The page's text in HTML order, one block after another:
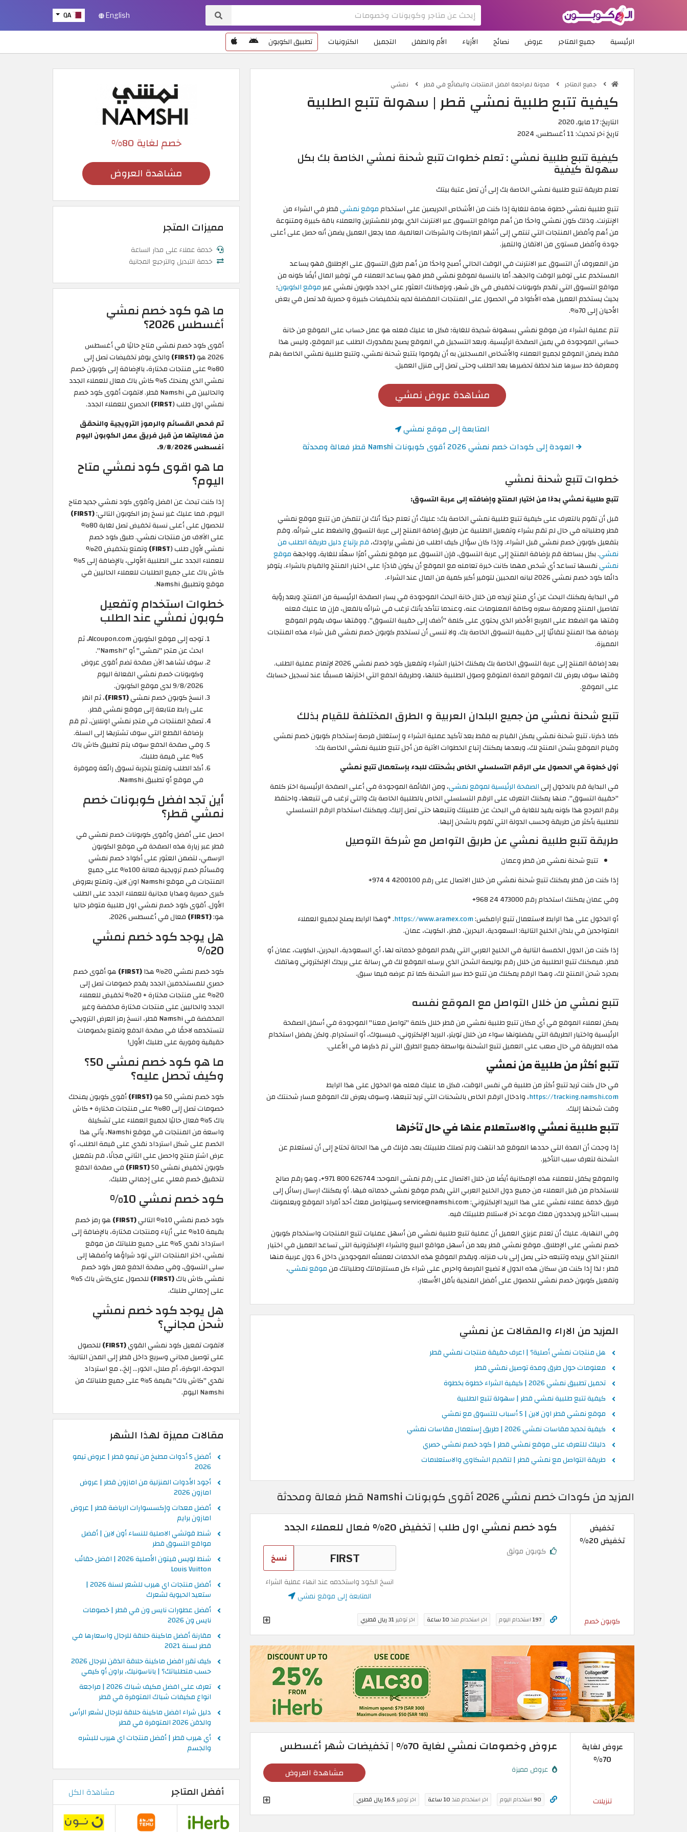
QA English
الرئيسية جميع المتاجر عروض نصائح الأزياء الأم والطفل التجميل الكترونيات تطبيق الكوبون
جميع المتاجر مدونة لمراجعة افضل المنتجات والبضائع في قطر نمشي
كيفية تتبع طلبية نمشي قطر | سهولة تتبع الطلبية
التاريخ:17 مايو, 2020
تاريخ آخر تحديث:11 أغسطس, 2024
كيفية تتبع طلبية نمشي : تعلم خطوات تتبع شحنة نمشي الخاصة بك بكل
سهولة كيفية
تعلم طريقة تتبع طلبية نمشي الخاصة بك إلى أن تصل عتبة بيتك
تتبع طلبية نمشي خطوة هامة للغاية إذا كنت من الأشخاص الحريصين على استخدامموقع نمشيقطر في الشراء من
الإنترنت. وذلك كون نمشي واحدًا من أهم مواقع التسوق عبر الانترنت الذي يوفر للمشترين والعملاء باقة كبيرة ومتنوعة
من أهم وأفضل المنتجات التي تنتمي إلى أشهر الماركات والشركات العالمية. مما يجعل العميل يضمن أنه حصل على أعلى
جودة وأفضل مستوى من الاتقان والتميز.
من المعروف أن التسوق عبر الانترنت في الوقت الحالي أصبح واحدًا من أهم طرق التسوق على الإطلاق فهو يساعد
المستخدم على توفير الوقت والجهد. أما بالنسبة لموقع نمشي قطر فهو يساعد العملاء في توفير المال أيضًا كونه من
مواقع التسوق التي تقدم كوبونات تخفيض في كل شهر، وبإمكانك العثور على اجدد كوبون نمشي عبرموقع الكوبون؛
بحيث يستخدم العميل هذه الأكواد في الحصول على المنتجات المفضلة لديه بتخفيضات كبيرة و حصرية قد تصل في بعض
الأحيان إلى 70%.
تتم عملية الشراء من موقع نمشي بسهولة شديدة للغاية؛ فكل ما عليك فعله هو عمل حساب على الموقع من خانة
حسابي الموجودة في يمين الصفحة الرئيسية. وبعد التسجيل في الموقع يصبح بمقدورك الطلب عبر الموقع، وليس هذا
فقط يضمن الموقع لجميع العملاء والأشخاص المسجلين به أن يقوموا بتتبع شحنة نمشي، وتتبع طلبية نمشي الخاصة بهم
ومعرفة خط سيرها منذ لحظة تحضيرها بعد الطلب وحتى تصل إلى منزل العميل.
مشاهدة عروض نمشي
المتابعة إلى موقع نمشي
العودة إلى كودات خصم نمشي 2026 أقوى كوبونات Namshi قطر فعالة ومحدثة
خطوات تتبع شحنة نمشي
تتبع طلبية نمشي بدءًا من اختيار المنتج وإضافته إلى عربة التسوق:
قبل أن تقوم بالتعرف على كيفية تتبع طلبية نمشي الخاصة بك؛ عليك أن تعلم جيدًا أنك لن تتمكن من تتبع موقع نمشي
قطر وطلباته في حال لم تقم بشراء وتفعيل الطلبية عن طريق إضافة المنتج إلى عربة التسوق والضغط على شرائه. وقم
بتفعيل كوبون خصم نمشي قبل الشراء. وإذا كان سؤال كيف اطلب من نمشي يراودك، قم بإتباع دليل طريقة الطلب من
نمشي. بكل بساطة قم بإضافة المنتج إلى عربة التسوق، فإن التسوق عبر موقع نمشي أمرًا سهلًا للغاية، وواجهةموقع
نمشينفسها تساعد أي شخص مهما كانت خبرة تعامله مع الموقع أن يكون قادرًا على اختيار المنتج والقيام بالشراء. يتوفر
دائما كود خصم نمشي 2026 لبانه المحبين لتوفير أكبر كمية من المال عند الشراء.
في البداية يمكنك البحث عن أي منتج تريده من خلال خانة البحث الموجودة في يسار الصفحة الرئيسية من المنتج. وبعد رؤية
تفاصيل المنتج ومعرفة سعره وكافة المعلومات عنه، وعندما تتأكد بأنك ترغب في شرائه بالفعل، فإن ما عليك فعله
وقتها هو الضغط على المربع الأخضر الذي يحتوي على كلمة "أضف إلى حقيبة التسوق". ووقتها سوف يقوم الموقع
بإضافة هذا المنتج تلقائيًا إلى حقيبة التسوق الخاصة بك. ولا تنسى أن تستخدم كوبون خصم نمشي قبل شراء هذه المنتجات
المميزة.
بعد إضافة المنتج إلى عربة التسوق الخاصة بك يمكنك اختيار الشراء وتفعيل كود خصم نمشي 2026 لإتمام عملية الطلب.
وقتها سوف يعرض لك الموقع المدة المتوقع وصول الطلبية خلالها، وطريقة الدفع التي اخترتها مسبقًا عند تسجيل حسابك
على الموقع.
تتبع شحنة نمشي من جميع البلدان العربية و الطرق المختلفة للقيام بذلك
كما ذكرنا، تتبع شحنة نمشي يمكن القيام به فقط بعد تأكيد عملية الشراء و إستغلال فرصة إستخدام كوبون خصم نمشي
وقيام الموقع بشحن المنتج لك، وبعدها يمكنك إتباع الخطوات الآتية من أجل تتبع طلبية نمشي الخاصة بك:
أول خطوة هي الحصول على الرقم التسلسلي الخاص بشحنتك للبدء بإستعمال تتبع نمشي
في البداية قم بالدخول إلىالصفحة الرئيسية لموقع نمشي، ومن القائمة الموجودة في أعلى الصفحة الرئيسية اختر كلمة
"حقيبة التسوق". منها يمكنك التعرف على الرقم التسلسلي الخاص بالطلبية الخاصة بك والتي ترغب في تتبعها، واحتفظ
برقم المرجع هذا كونه يفيد للغاية في البحث عن طلبيتك وتتبعها حتى تصل إليك. ويمكنك استخدام الرقم التسلسلي
للطلبية بأكثر من طريقة وحسب الدولة التي تقوم بالشحن إليها.
طريقة تتبع طلبية نمشي عن طريق التواصل مع شركة التوصيل
تتبع شحنة نمشي من قطر وعمان
إذا كنت من قطر يمكنك تتبع شحنة نمشي من خلال الاتصال على رقم 4200100 4 974+
وفي عمان يمكنك استخدام رقم 473000 24 968+
أو الدخول على هذا الرابط لاستعمال تتبع ارامكس:
. *وهذا الرابط يصلح لجميع العملاء
المتواجدين في بلدان الخليج التالية: السعودية، البحرين، قطر، الكويت، عمان.
إذا كنت من الدول الخمسة التالية في الخليج العربي التي يقدم الموقع خدماته لها، أي السعودية، البحرين، الكويت، عمان أو
قطر. فيمكنك تتبع الطلبية من خلال رقم بوليصة الشحن الذي يرسله الموقع لك في رسالة على بريدك الإلكتروني وهاتفك
بمجرد شحن المنتج لك، وهذا الرقم يمكنك من تتبع خط سير الشحنة كما تم عرضه فيما سبق.
تتبع نمشي من خلال التواصل مع الموقع نفسه
يمكن لعملاء الموقع في أي مكان تتبع طلبية نمشي من قطر خلال كلمة "تواصل معنا" الموجودة في أسفل الصفحة
الرئيسية واختيار الطريقة التي يفضلونها سواء من خلال تويتر، البريد الإلكتروني، فيسبوك، أو انستجرام. ولكن يفضل استخدام
هذه الطريقة في حال صعب على العميل تتبع الشحنة بواسطة جميع الطرق التي تم ذكرها في الأعلى.
تتبع أكثر من طلبية من نمشي
في حال كنت تريد تتبع أكثر من طلبية في نفس الوقت، فكل ما عليك فعله هو الدخول على هذا الرابط
https://tracking.namshi.com، وادخال الرقم الخاص بالشحنات التي تريد تتبعها، وسوف يعرض لك الموقع مسار شحنتك من
وقت شحنها إليك.
تتبع طلبية نمشي والاستعلام عنها في حال تأخرها
إذا وجدت أن المدة التي حددها الموقع قد انتهت ولم تصلك طلبيتك بعد، فإنك في هذا الحالة تحتاج إلى أن تستعلم عن
الشحنة لتعرف سبب التأخير.
والموقع يكفل للعملاء هذه الإمكانية أيضًا من خلال الاتصال على رقم نمشي الموحد: 626744 800 971+، وهو رقم صالح
للاستخدام من قبل العملاء من جميع دول الخليج العربي التي يقدم موقع نمشي خدماته فيها. أو يمكنك ارسال رسائل إلى
فريق خدمة عملاء نمشي على هذا البريد الإلكتروني: service@namshi.com وسيتواصل معك أحد أفراد الموقع ويعلمونك
بسبب التأخير ويحددون معك موعد آخر لاستلام طلبيتك فيه.
وفي النهاية، عليك أن تعلم عزيزي العميل أن عملية تتبع طلبية نمشي من أسهل عمليات تتبع المنتجات واستخدام كوبون
خصم نمشي على الإطلاق. موقع نمشي قطر يعد من أسهل مواقع البيع والشراء الإلكترونية التي تساعد العميل في اختيار
المنتج الذي يريده وتتبعه حتى يصل إلى باب منزله. ويقدم الموقع هذه الخدمات لعملائه الموجودين داخل 6 دول عربية منها
قطر ؛ لذا إذا كنت من سكان هذه الدول لا تضيع الفرصة واحرص على شراء كل مستلزماتك وطلباتك منموقع نمشي،
وتفعيل كوبون خصم نمشي للحصول على أفضل المنجية بأقل الأسعار.
المزيد من الاراء والمقالات عن نمشي
هل منتجات نمشي أصلية؟ | اعرف حقيقة منتجات نمشي قطر
معلومات حول طرق ومدة توصيل نمشي قطر
تحميل تطبيق نمشي 2026 | كيفية الشراء خطوة بخطوة
كيفية تتبع طلبية نمشي قطر | سهولة تتبع الطلبية
موقع نمشي قطر اون لاين | 5 أسباب للتسوق مع نمشي
كيفية تحديد مقاسات نمشي 2026 | طريق إستعمال مقاسات نمشي
دليلك للتعرف على موقع نمشي قطر | كود خصم نمشي حصري
طريقة التواصل مع نمشي قطر | لتقديم الشكاوى والاستعلامات
المزيد من كودات خصم نمشي 2026 أقوى كوبونات Namshi قطر فعالة ومحدثة
تخفيض
تخفيض 20%
كوبون خصم
كود خصم نمشي اول طلب | تخفيض 20% فعال للعملاء الجدد
كوبون موثق نسخ
انسخ الكود واستخدمه عند انهاء عملية الشراء
المتابعة إلى موقع نمشي
197استخدام اليوم اخر استخدام منذ10 ساعة اخر توفير31 ريال قطري
عروض لغاية
70%
تنزيلات
عروض وخصومات نمشي لغاية 70% | تخفيضات شهر أغسطس
عروض مميزة مشاهدة العروض
90استخدام اليوم اخر استخدام منذ10 ساعة اخر توفير16.5 ريال قطري
خصم لغاية 80%
مشاهدة العروض
مميزات المتجر
خدمة عملاء على مدار الساعة
خدمة التبديل والترجيع المجانية
ما هو كود خصم نمشي
أغسطس 2026؟
أقوى كود خصم نمشي متاح حاليًا في أغسطس
2026 هو
(FIRST)
والذي يوفر تخفيضات تصل إلى
80% على منتجات مختارة، بالإضافة إلى كوبون خصم
نمشي الذي يمنحك 5% كاش باك فعال للعملاء الجدد
والحاليين في Namshi قطر. لاتفوت أقوى كود خصم
نمشي اول طلب (FIRST) الحصري للعملاء الجدد.
تم فحص القسائم والرموز الترويجية والنحقق
من فعاليتها من قبل فريق عمل الكوبون اليوم
أغسطس 9/8/2026.
ما هو اقوى كود نمشي متاح
اليوم؟
إذا كنت تبحث عن افضل وأقوى كود نمشي جديد متاح
اليوم، فما عليك غير نسخ رمز الكوبون التالي:(FIRST)
للحصول على أعلى نسبة تخفيض تصل لغاية 80%
على الآلاف من منتجات نمشي. طبق كود خصم
نمشي لأول طلب (FIRST)
وتمتع بتخفيض 20%
للعملاء الجدد على الطلبية الأولى، بالإضافة إلى 5%
كاش باك على جميع الطلبات للعملاء الحاليين في
موقع وتطبيق Namshi.
خطوات استخدام وتفعيل
كوبون نمشي عند الطلب
توجه إلى موقع الكوبون Alcoupon.com، ثم
ابحث عن متجر "نمشي" أو "Namshi".
سوف تشاهد الآن صفحة تضم أقوى عروض
وكوبونات خصم نمشي الفعالة اليوم
9/8/2026 لدى موقع الكوبون.
انسخ كوبون خصم نمشي(FIRST)
، ثم انقر
على رابط متابعة إلى موقع نمشي قطر.
تصفح المنتجات في متجر نمشي اونلاين، ثم قم
بإضافة القطع التي سوف تشتريها إلى السلة.
وفي صفحة الدفع سوف يتم تطبيق كاش باك
5% على قيمة طلبك.
أكد الطلب وتمتع بتجربة تسوق رائعة وموفرة
في موقع أو تطبيق Namshi.
أين تجد افضل كوبونات خصم
نمشي قطر؟
احصل على أفضل وأقوى كوبونات خصم نمشي في
قطر عبر زيارة هذه الصفحة في موقع الكوبون
الرسمي، لتضمن العثور على أكواد خصم نمشي
وقسائم خصم ترويجية فعالة 100% على جميع
المنتجات في موقع Namshi اون لاين، وتمتع بعروض
كبرى حصرية وهدايا مجانية للعملاء الجدد على الطلب
الأول. أقوى كود خصم نمشي اول طلبية متوفر حاليا
هو:(FIRST) فعال في أغسطس 2026.
هل يوجد كود خصم نمشي
20%
كود خصم نمشي 20% هذا (FIRST)
هو أقوى خصم
حصري للمستخدمين الجدد يقدم خصومات تصل إلى
20% على منتجات مختارة + 20% تخفيض للعملاء
الجدد والحاليين على منتجات مختارة مخفضة وغير
المخفضة في Namshi قطر، انسخ رمز العرض الترويجي
لتستخدمه لاحقًا في صفحة الدفع وتمتع بخصومات
حقيقية وفورية على طلبك الأول!
ما هو كود خصم نمشي 50؟
وكيف تحصل عليه؟
كود خصم نمشي 50 هو (FIRST)
أقوى كوبون يمنحك
خصومات تصل إلى 80% على منتجات مختارة + كاش
باك 5% فعال حاليًا لجميع العملاء على تشكيلة
واسعة من المنتجات في موقع Namshi، يأتي هذا
الخصم على شكل استرداد نقدي على قيمة الطلب، أو
عرض اشترِ منتج واحصل على الثاني مجانًا، قم بتفعيل
كوبون تخفيض نمشي 50
(FIRST)
في صفحة الدفع
لتحقيق خصم فعلي على إجمالي طلبك.
كود خصم نمشي 10%
كود خصم نمشي 10% التالي (FIRST)
هو رمز خصم
بقيمة 10% على أزياء ومنتجات مختارة، بالإضافة إلى
استرداد نقدي 5% على جميع طلباتك من موقع
نمشي، اختر المنتجات التي تود شراؤها وأضفها إلى
سلى التسوق، وفي صفحة الدفع فعل كود خصم
نمشي كاش باك(FIRST)
للحصول علىكاش باك 5%
على إجمالي طلبك.
هل يوجد كود خصم نمشي
شحن مجاني؟
لاتفوت تفعيل كود نمشي القوي(FIRST)
للحصول
على توصيل مجاني وسريع داخل قطر إلى المدن التالية:
الدوحة، الوكرة، أم صلال، الخور... إلخ.، مع استرداد
نقدي "كاش باك" بقيمة 5% على جميع طلباتك من
Namshi اليوم.
مقالات مميزة لهذا الشهر
أفضل 5 أدوات مطبخ من تيمو قطر | عروض تيمو
2026
أجود الأدوات المنزلية من امازون قطر | عروض
امازون 2026
أفضل معدات وإكسسوارات الرياضة قطر | عروض
امازون برايم
شنط قوتشي الاصلية للنساء أون لاين | أفضل
مواقع التسوق قطر
شنط لويس فيتون الأصلية 2026 | افضل حقائب
Louis Vuitton
أفضل منتجات اي هيرب للشعر لسنة 2026 |
ستعيد الحيوية لشعرك
أفضل عطورات نايس ون في قطر | خصومات
نايس ون 2026
مقارنة أفضل ماكينة حلاقة للرجال واسعارها في
قطر لسنة 2021
كيف تقرر افضل ماكينة حلاقة الذقن للرجال 2026
حسب متطلباتك؟ | باناسونيك، براون أو كيمي
تعرف على افضل مكيف شباك 2026 | مراجعة
انواع مكيفات شباك المتوفرة في قطر
دليل شراء افضل ماكينة حلاقة للرجال لشعر الرأس
والذقن 2026 المتوفرة في قطر
أي هيرب قطر | أفضل منتجات اي هيرب للبشره
والجسم
أفضل المتاجر مشاهدة الكل